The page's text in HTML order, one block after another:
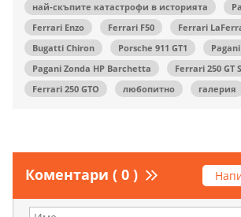
най-скъпите катастрофи в историята
Ferrari Enzo
Ferrari F50
Ferrari
Bugatti Chiron
Porsche 911 GT1
Pagani Zonda HP Barchetta
Ferrari 250 GT
Ferrari 250 GTO
любопитно галерия
Коментари ( 0 )